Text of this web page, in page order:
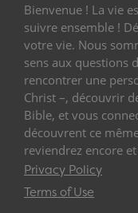
Bienvenue ! La vie
suivre ensemble !
votre vie. Nous
sens aux questions
rencontrer une
Christ –, découvrir
Bible, et vous
découvrent ce
reviendrez encore
Privacy Policy
Terms of Use